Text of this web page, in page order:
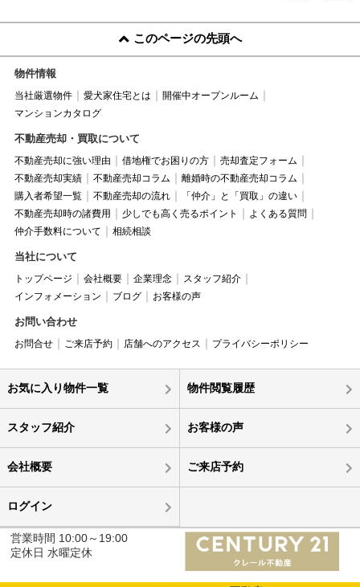
このページの先頭へ
物件情報
当社厳選物件 愛犬家住宅とは
開催中オープンルーム
マンションカタログ
不動産売却・買取について
不動産売却に強い理由 借地権でお困りの方
売却査定フォーム
不動産売却実績
不動産売却コラム
離婚時の不動産売却コラム
購入者希望一覧
不動産売却の流れ
「仲介」と「買取」の違い
不動産売却時の諸費用
少しでも高く売るポイント
よくある質問
仲介手数料について
相続相談
当社について
トップページ 会社概要 企業理念
スタッフ紹介
インフォメーション
ブログ お客様の声
お問い合わせ
お問合せ ご来店予約 店舗へのアクセス プライバシーポリシー
お気に入り物件一覧 物件閲覧履歴
スタッフ紹介 お客様の声
会社概要 ご来店予約
ログイン
営業時間 10:00～19:00
定休日 水曜定休